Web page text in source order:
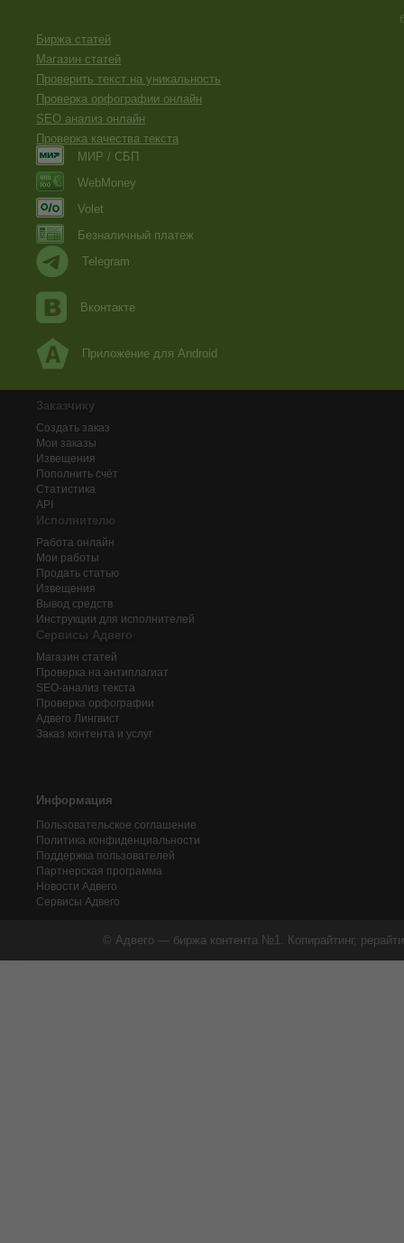
Биржа статей
Магазин статей
Проверить текст на уникальность
Проверка орфографии онлайн
SEO анализ онлайн
Проверка качества текста
МИР / СБП
WebMoney
Volet
Безналичный платеж
Telegram
Вконтакте
Приложение для Android
Заказчику
Создать заказ
Мои заказы
Извещения
Пополнить счёт
Статистика
API
Исполнителю
Работа онлайн
Мои работы
Продать статью
Извещения
Вывод средств
Инструкции для исполнителей
Сервисы Адвего
Магазин статей
Проверка на антиплагиат
SEO-анализ текста
Проверка орфографии
Адвего Лингвист
Заказ контента и услуг
Информация
Пользовательское соглашение
Политика конфиденциальности
Поддержка пользователей
Партнерская программа
Новости Адвего
Сервисы Адвего
© Адвего — биржа контента №1. Копирайтинг,